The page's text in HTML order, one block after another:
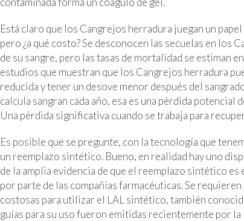
Está claro que los Cangrejos herradura juegan un
pero ¿a qué costo? Se desconocen las secuelas en los
de su sangre, pero las tasas de mortalidad se estiman
estudios que muestran que los Cangrejos herradura
reducida y tener un desove menor después del
calcula sangran cada año, esa es una pérdida
Una pérdida significativa cuando se trabaja para
Es posible que se pregunte, con la tecnología que
un reemplazo sintético. Bueno, en realidad hay uno
de la amplia evidencia de que el reemplazo sintético
por parte de las compañías farmacéuticas. Se
costosas para utilizar el LAL sintético, también
guías para su uso fueron emitidas recientemente por